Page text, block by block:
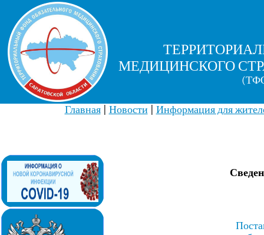
МЕДИЦИНСКОГО
Главная| Новости Информация для